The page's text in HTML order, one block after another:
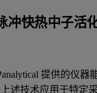
冲快热中子活
提供的仪
述技术应用于特定采